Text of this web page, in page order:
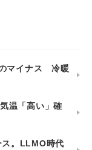
マイナス 冷暖
温「高い」確
ス。LLMO時代